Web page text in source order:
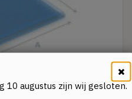
10 augustus zijn wij gesloten.